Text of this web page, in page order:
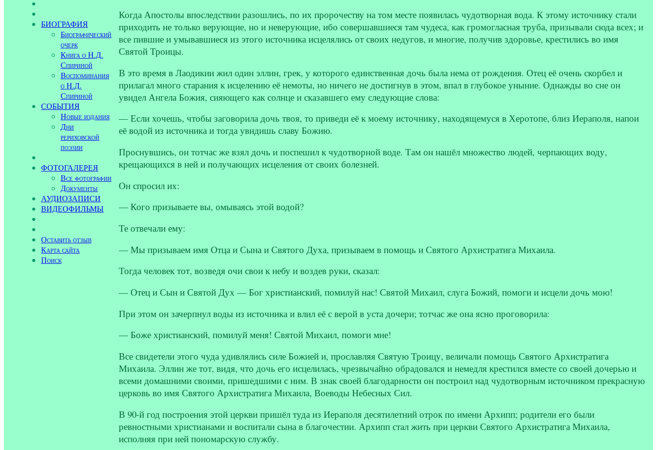
БИОГРАФИЯ
Биографический
очерк
Книга о Н.Д.
Спириной
Воспоминания
о Н.Д.
Спириной
СОБЫТИЯ
Новые издания
Дни
рериховской
поэзии
ФОТОГАЛЕРЕЯ
Все фотографии
Документы
АУДИОЗАПИСИ
ВИДЕОФИЛЬМЫ
Оставить отзыв
Карта сайта
Поиск
Когда Апостолы впоследствии разошлись, по их пророчеству на том месте появилась чудотворная вода. К этому источнику стали
приходить не только верующие, но и неверующие, ибо совершавшиеся там чудеса, как громогласная труба, призывали сюда всех; и
все пившие и умывавшиеся из этого источника исцелялись от своих недугов, и многие, получив здоровье, крестились во имя
Святой Троицы.
В это время в Лаодикии жил один эллин, грек, у которого единственная дочь была нема от рождения. Отец её очень скорбел и
прилагал много старания к исцелению её немоты, но ничего не достигнув в этом, впал в глубокое уныние. Однажды во сне он
увидел Ангела Божия, сияющего как солнце и сказавшего ему следующие слова:
— Если хочешь, чтобы заговорила дочь твоя, то приведи её к моему источнику, находящемуся в Херотопе, близ Иераполя, напои
её водой из источника и тогда увидишь славу Божию.
Проснувшись, он тотчас же взял дочь и поспешил к чудотворной воде. Там он нашёл множество людей, черпающих воду,
крещающихся в ней и получающих исцеления от своих болезней.
Он спросил их:
— Кого призываете вы, омываясь этой водой?
Те отвечали ему:
— Мы призываем имя Отца и Сына и Святого Духа, призываем в помощь и Святого Архистратига Михаила.
Тогда человек тот, возведя очи свои к небу и воздев руки, сказал:
— Отец и Сын и Святой Дух — Бог христианский, помилуй нас! Святой Михаил, слуга Божий, помоги и исцели дочь мою!
При этом он зачерпнул воды из источника и влил её с верой в уста дочери; тотчас же она ясно проговорила:
— Боже христианский, помилуй меня! Святой Михаил, помоги мне!
Все свидетели этого чуда удивлялись силе Божией и, прославляя Святую Троицу, величали помощь Святого Архистратига
Михаила. Эллин же тот, видя, что дочь его исцелилась, чрезвычайно обрадовался и немедля крестился вместе со своей дочерью и
всеми домашними своими, пришедшими с ним. В знак своей благодарности он построил над чудотворным источником прекрасную
церковь во имя Святого Архистратига Михаила, Воеводы Небесных Сил.
В 90-й год построения этой церкви пришёл туда из Иераполя десятилетний отрок по имени Архипп; родители его были
ревностными христианами и воспитали сына в благочестии. Архипп стал жить при церкви Святого Архистратига Михаила,
исполняя при ней пономарскую службу.